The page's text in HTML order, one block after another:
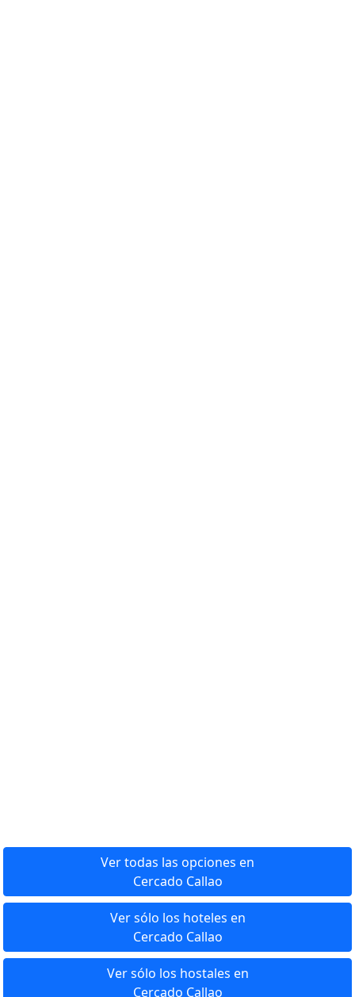
Ver todas las opciones en
Cercado Callao
Ver sólo los hoteles en
Cercado Callao
Ver sólo los hostales en
Cercado Callao